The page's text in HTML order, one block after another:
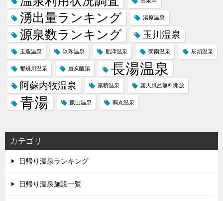
湧出量ランキング 湯原温泉
源泉数ランキング 玉川温泉
玉造温泉 玖珠温泉 船津温泉 菊南温泉 辰頭温泉
都幾川温泉 重炭酸湯 長湯温泉
阿蘇内牧温泉 霧積温泉 露天風呂無料開放
青湯 飯山温泉 鶴丸温泉
カテゴリ
日帰り温泉ランキング
日帰り温泉施設一覧